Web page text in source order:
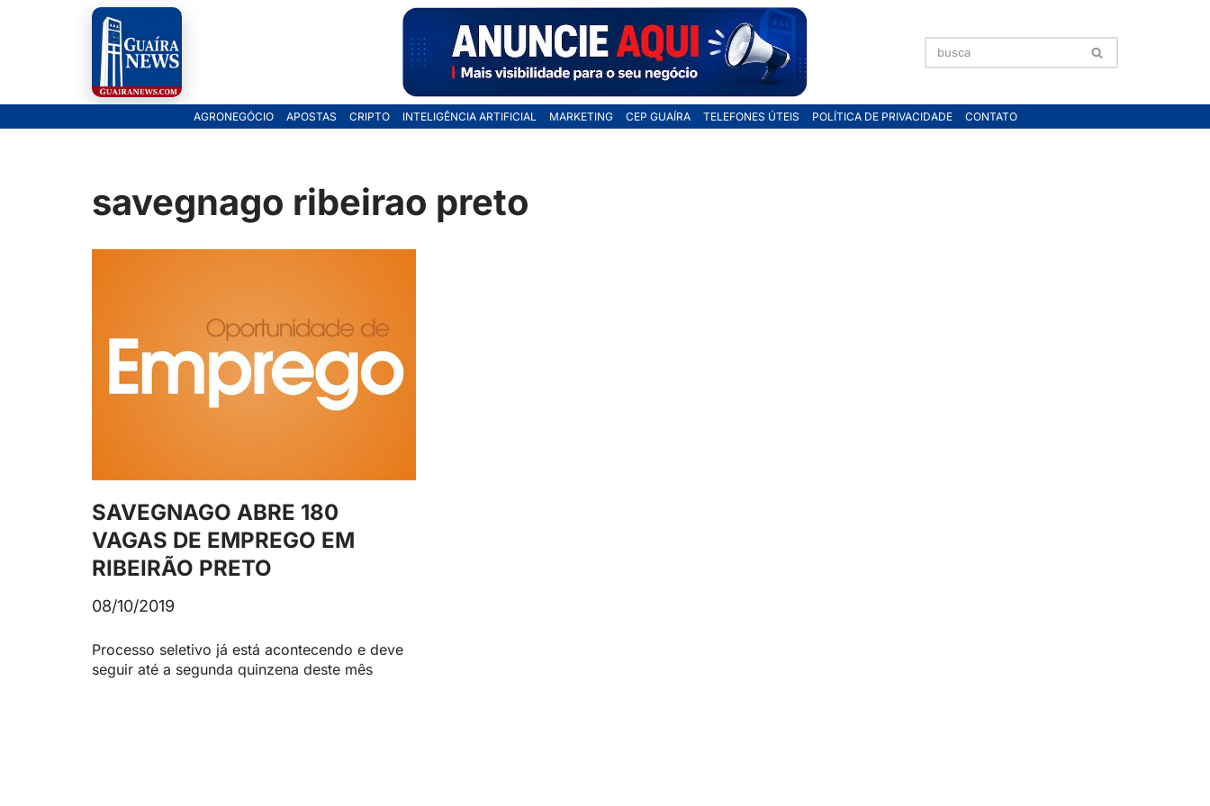
AGRONEGÓCIO APOSTAS CRIPTO INTELIGÊNCIA ARTIFICIAL MARKETING CEP GUAÍRA TELEFONES ÚTEIS POLÍTICA DE PRIVACIDADE CONTATO
savegnago ribeirao preto
SAVEGNAGO ABRE 180
VAGAS DE EMPREGO EM
RIBEIRÃO PRETO
08/10/2019
Processo seletivo já está acontecendo e deve
seguir até a segunda quinzena deste mês